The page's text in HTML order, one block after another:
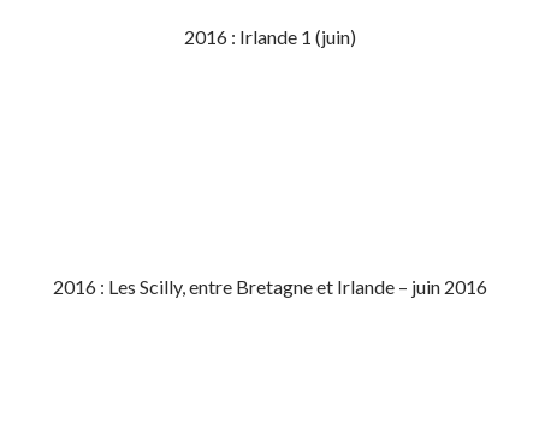
2016 : Irlande 1 (juin)
2016 : Les Scilly, entre Bretagne et Irlande – juin 2016